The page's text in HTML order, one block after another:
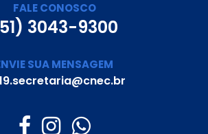
FALE CONOSCO
3043-9300
SUA MENSAGEM